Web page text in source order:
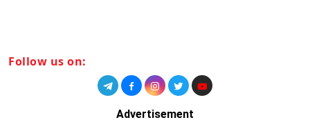
Follow us on:
Advertisement